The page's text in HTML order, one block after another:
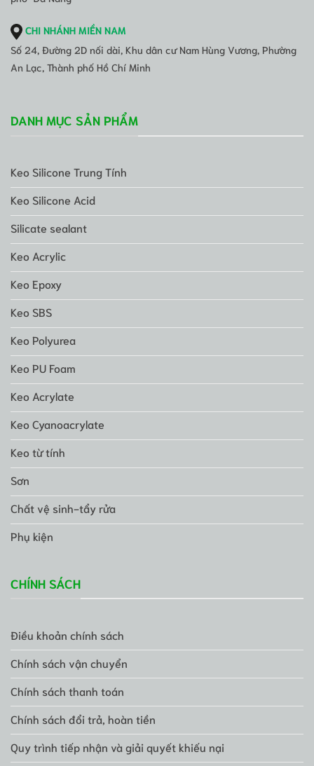
CHI NHÁNH MIỀN NAM
Số 24, Đường 2D nối dài, Khu dân cư Nam Hùng Vương, Phường
An Lạc, Thành phố Hồ Chí Minh
DANH MỤC SẢN PHẨM
Keo Silicone Trung Tính
Keo Silicone Acid
Silicate sealant
Keo Acrylic
Keo Epoxy
Keo SBS
Keo Polyurea
Keo PU Foam
Keo Acrylate
Keo Cyanoacrylate
Keo từ tính
Sơn
Chất vệ sinh-tẩy rửa
Phụ kiện
CHÍNH SÁCH
Điều khoản chính sách
Chính sách vận chuyển
Chính sách thanh toán
Chính sách đổi trả, hoàn tiền
Quy trình tiếp nhận và giải quyết khiếu nại